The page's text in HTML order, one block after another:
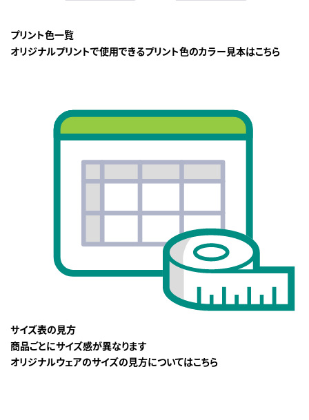
プリント色一覧
オリジナルプリントで使用できるプリント色のカラー見本はこちら
サイズ表の見方
商品ごとにサイズ感が異なります
オリジナルウェアのサイズの見方についてはこちら